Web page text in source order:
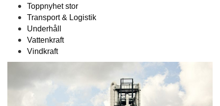
Toppnyhet stor
Transport & Logistik
Underhåll
Vattenkraft
Vindkraft